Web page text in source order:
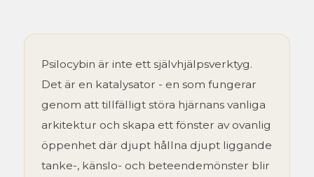
Psilocybin är inte ett självhjälpsverktyg.
Det är en katalysator - en som fungerar
genom att tillfälligt störa hjärnans vanliga
arkitektur och skapa ett fönster av ovanlig
öppenhet där djupt hållna djupt liggande
tanke-, känslo- och beteendemönster blir